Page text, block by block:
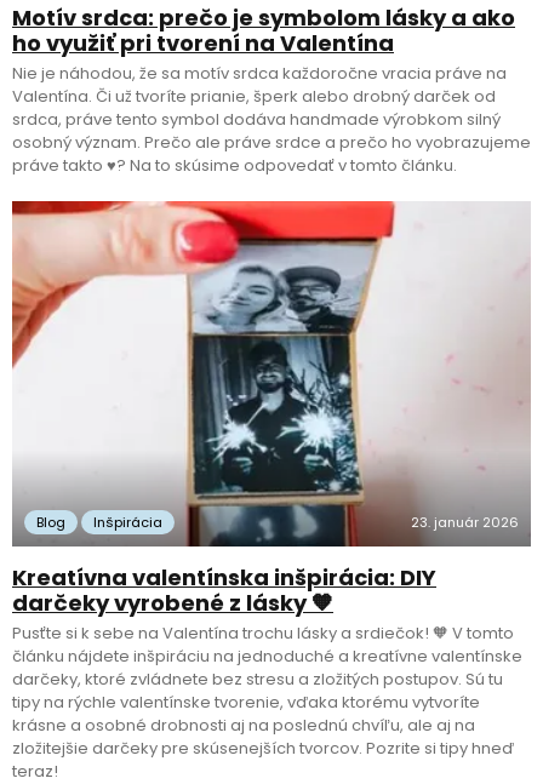
Motív srdca: prečo je symbolom lásky a ako
ho využiť pri tvorení na Valentína
Nie je náhodou, že sa motív srdca každoročne vracia práve na
Valentína. Či už tvoríte prianie, šperk alebo drobný darček od
srdca, práve tento symbol dodáva handmade výrobkom silný
osobný význam. Prečo ale práve srdce a prečo ho vyobrazujeme
práve takto ♥️? Na to skúsime odpovedať v tomto článku.
Blog Inšpirácia 23. január 2026
Kreatívna valentínska inšpirácia: DIY
darčeky vyrobené z lásky 🧡
Pusťte si k sebe na Valentína trochu lásky a srdiečok! 🧡 V tomto
článku nájdete inšpiráciu na jednoduché a kreatívne valentínske
darčeky, ktoré zvládnete bez stresu a zložitých postupov. Sú tu
tipy na rýchle valentínske tvorenie, vďaka ktorému vytvoríte
krásne a osobné drobnosti aj na poslednú chvíľu, ale aj na
zložitejšie darčeky pre skúsenejších tvorcov. Pozrite si tipy hneď
teraz!